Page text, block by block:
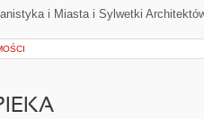
i Miasta i Sylwetki